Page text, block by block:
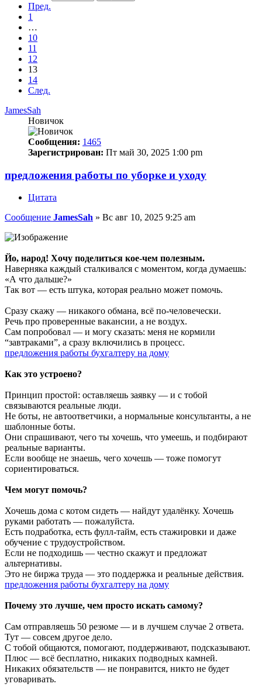
Пред.
1
…
10
11
12
13
14
След.
JamesSah
Новичок
Сообщения: 1465
Зарегистрирован: Пт май 30, 2025 1:00 pm
предложения работы по уборке и уходу
Цитата
Сообщение JamesSah » Вс авг 10, 2025 9:25 am
Йо, народ! Хочу поделиться кое-чем полезным.
Наверняка каждый сталкивался с моментом, когда думаешь:
«А что дальше?»
Так вот — есть штука, которая реально может помочь.
Сразу скажу — никакого обмана, всё по-человечески.
Речь про проверенные вакансии, а не воздух.
Сам попробовал — и могу сказать: меня не кормили
“завтраками”, а сразу включились в процесс.
предложения работы бухгалтеру на дому
Как это устроено?
Принцип простой: оставляешь заявку — и с тобой
связываются реальные люди.
Не боты, не автоответчики, а нормальные консультанты, а не
шаблонные боты.
Они спрашивают, чего ты хочешь, что умеешь, и подбирают
реальные варианты.
Если вообще не знаешь, чего хочешь — тоже помогут
сориентироваться.
Чем могут помочь?
Хочешь дома с котом сидеть — найдут удалёнку. Хочешь
руками работать — пожалуйста.
Есть подработка, есть фулл-тайм, есть стажировки и даже
обучение с трудоустройством.
Если не подходишь — честно скажут и предложат
альтернативы.
Это не биржа труда — это поддержка и реальные действия.
предложения работы бухгалтеру на дому
Почему это лучше, чем просто искать самому?
Сам отправляешь 50 резюме — и в лучшем случае 2 ответа.
Тут — совсем другое дело.
С тобой общаются, помогают, поддерживают, подсказывают.
Плюс — всё бесплатно, никаких подводных камней.
Никаких обязательств — не понравится, никто не будет
уговаривать.